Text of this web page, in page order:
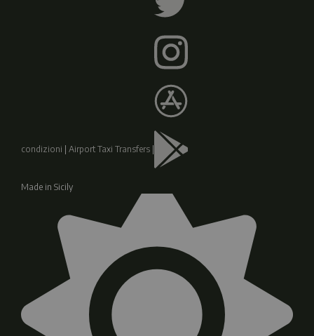
condizioni | Airport Taxi Transfers |
Made in Sicily